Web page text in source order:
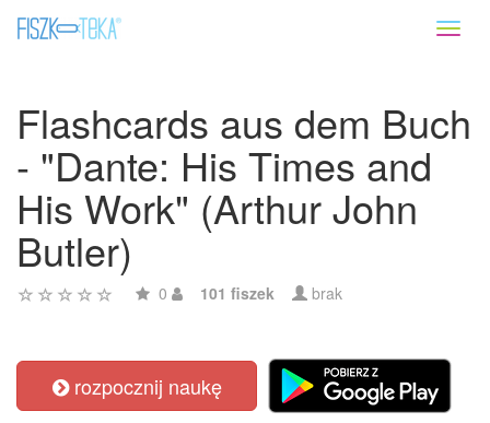
Flashcards aus dem Buch
- "Dante: His Times and
His Work" (Arthur John
Butler)
0 101 fiszek brak
rozpocznij naukę